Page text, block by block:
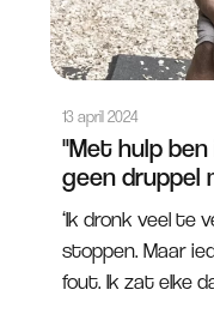
13 april 2024
"Met hulp
geen druppel
‘Ik dronk veel te
stoppen. Maar
fout. Ik zat elke